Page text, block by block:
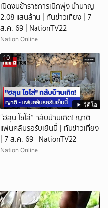
เปิดงบข้าราชการเบิกพุ่ง บำนาญ
2.08 แสนล้าน | ทันข่าวเที่ยง | 7
ส.ค. 69 | NationTV22
Nation Online
วิดีโอ
10
“ฮลุน โซโล่” กลับบ้านเกิด! ญาติ-
แฟนคลับรอรับเย็นนี้ | ทันข่าวเที่ยง
| 7 ส.ค. 69 | NationTV22
Nation Online